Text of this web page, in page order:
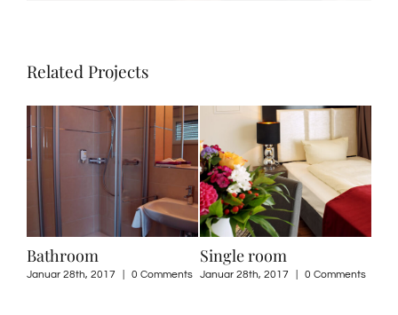
Related Projects
Bathroom
Januar 28th, 2017 0 Comments
Single room
Januar 28th, 2017 0 Comments